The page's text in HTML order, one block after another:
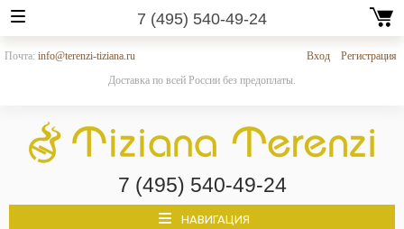
7 (495) 540-49-24
Почта: info@terenzi-tiziana.ru Вход
Регистрация
Доставка по всей России без предоплаты.
7 (495) 540-49-24
НАВИГАЦИЯ